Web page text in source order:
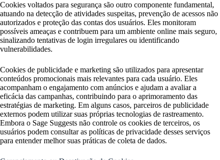
Cookies voltados para segurança são outro componente fundamental,
atuando na detecção de atividades suspeitas, prevenção de acessos não
autorizados e proteção das contas dos usuários. Eles monitoram
possíveis ameaças e contribuem para um ambiente online mais seguro,
sinalizando tentativas de login irregulares ou identificando
vulnerabilidades.
Cookies de publicidade e marketing são utilizados para apresentar
conteúdos promocionais mais relevantes para cada usuário. Eles
acompanham o engajamento com anúncios e ajudam a avaliar a
eficácia das campanhas, contribuindo para o aprimoramento das
estratégias de marketing. Em alguns casos, parceiros de publicidade
externos podem utilizar suas próprias tecnologias de rastreamento.
Embora o Sage Suggests não controle os cookies de terceiros, os
usuários podem consultar as políticas de privacidade desses serviços
para entender melhor suas práticas de coleta de dados.